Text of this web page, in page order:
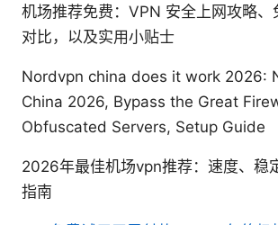
机场推荐免费：VPN 安全上网攻略、
对比，以及实用小贴士
Nordvpn china does it work 2026:
China 2026, Bypass the Great
Obfuscated Servers, Setup Guide
2026年最佳机场vpn推荐：速度、稳
指南